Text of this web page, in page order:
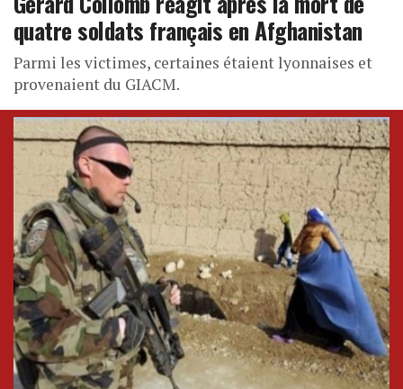
quatre soldats français en Afghanistan
Parmi les victimes, certaines étaient lyonnaises et
provenaient du GIACM.